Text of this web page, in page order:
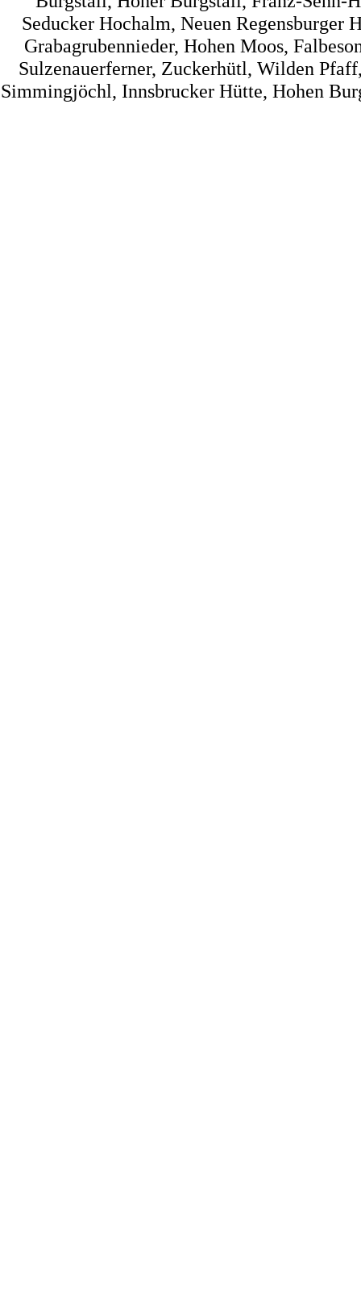
Seducker Hochalm, Neuen Regensburger
Grabagrubennieder, Hohen Moos,
Sulzenauerferner, Zuckerhütl, Wilden
Simmingjöchl, Innsbrucker Hütte, Hohen